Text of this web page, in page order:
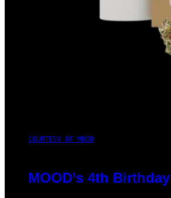
COURTESY OF MOOD
MOOD’s 4th